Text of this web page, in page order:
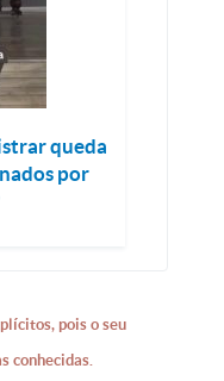
queda
por
pois o seu
conhecidas.